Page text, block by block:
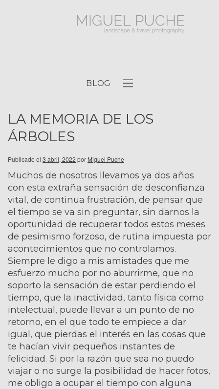
BLOG
LA MEMORIA DE LOS
ÁRBOLES
Publicado el 3 abril, 2022 por Miguel Puche
Muchos de nosotros llevamos ya dos años
con esta extraña sensación de desconfianza
vital, de continua frustración, de pensar que
el tiempo se va sin preguntar, sin darnos la
oportunidad de recuperar todos estos meses
de pesimismo forzoso, de rutina impuesta por
acontecimientos que no controlamos.
Siempre le digo a mis amistades que me
esfuerzo mucho por no aburrirme, que no
soporto la sensación de estar perdiendo el
tiempo, que la inactividad, tanto física como
intelectual, puede llevar a un punto de no
retorno, en el que todo te empiece a dar
igual, que pierdas el interés en las cosas que
te hacían vivir pequeños instantes de
felicidad. Si por la razón que sea no puedo
viajar o no surge la posibilidad de hacer fotos,
me obligo a ocupar el tiempo con alguna